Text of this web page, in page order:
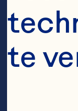
te